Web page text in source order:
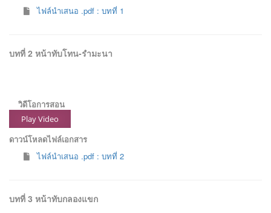
ไฟล์นำเสนอ .pdf : บทที่ 1
บทที่ 2 หน้าทับโทน-รำมะนา
วิดีโอการสอน
Play Video
ดาวน์โหลดไฟล์เอกสาร
ไฟล์นำเสนอ .pdf : บทที่ 2
บทที่ 3 หน้าทับกลองแขก